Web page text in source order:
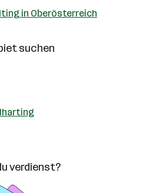
in Oberösterreich
suchen
verdienst?